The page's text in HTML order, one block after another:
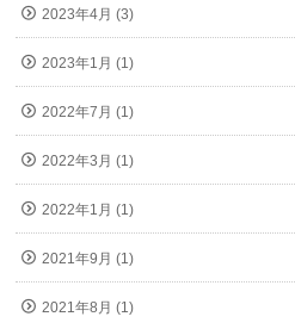
2023年4月 (3)
2023年1月 (1)
2022年7月 (1)
2022年3月 (1)
2022年1月 (1)
2021年9月 (1)
2021年8月 (1)